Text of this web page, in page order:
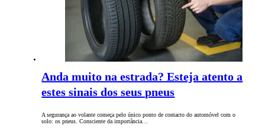
Anda muito na estrada? Esteja atento a
estes sinais dos seus pneus
A segurança ao volante começa pelo único ponto de contacto do automóvel com o
solo: os pneus. Consciente da importância…